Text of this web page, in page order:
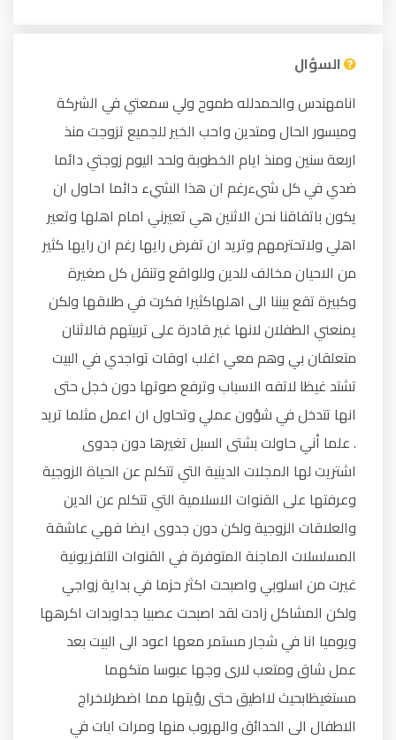
السؤال
انامهندس والحمدلله طموح ولي سمعتي في الشركة
وميسور الحال ومتدين واحب الخير للجميع تزوجت منذ
اربعة سنين ومنذ ايام الخطوبة ولحد اليوم زوجتي دائما
ضدي في كل شيءرغم ان هذا الشيء دائما احاول ان
يكون باتفاقنا نحن الاثنين هي تعيرني امام اهلها وتعير
اهلي ولاتحترمهم وتريد ان تفرض رايها رغم ان رايها كثير
من الاحيان مخالف للدين وللواقع وتنقل كل صغيرة
وكبيرة تقع بيننا الى اهلهاكثيرا فكرت في طلاقها ولكن
يمنعني الطفلان لانها غير قادرة على تربيتهم فالاثنان
متعلقان بي وهم معي اغلب اوقات تواجدي في البيت
تشتد غيظا لاتفه الاسباب وترفع صوتها دون خجل حتى
انها تتدخل في شؤون عملي وتحاول ان اعمل مثلما تريد
. علما أني حاولت بشتى السبل تغيرها دون جدوى
اشتريت لها المجلات الدينية التي تتكلم عن الحياة الزوجية
وعرفتها على القنوات الاسلامية التي تتكلم عن الدين
والعلاقات الزوجية ولكن دون جدوى ايضا فهي عاشقة
المسلسلات الماجنة المتوفرة في القنوات التلفزيونية
غيرت من اسلوبي واصبحت اكثر حزما في بداية زواجي
ولكن المشاكل زادت لقد اصبحت عصبيا جداوبدات اكرهها
ويوميا انا في شجار مستمر معها اعود الى البيت بعد
عمل شاق ومتعب لارى وجها عبوسا متكهما
مستغيظابحيث لااطيق حتى رؤيتها مما اضطرلاخراج
الاطفال الى الحدائق والهروب منها ومرات ابات في